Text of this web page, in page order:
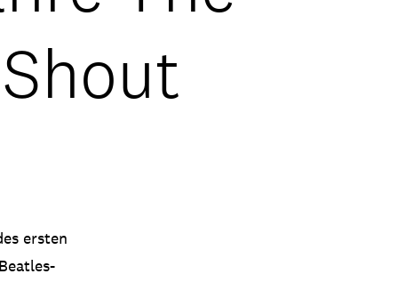
ersten